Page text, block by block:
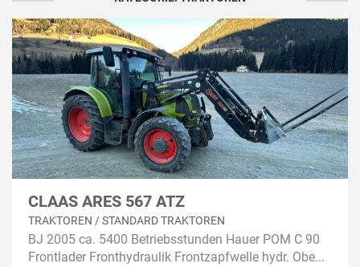
CLAAS ARES 567 ATZ
TRAKTOREN / STANDARD TRAKTOREN
BJ 2005 ca. 5400 Betriebsstunden Hauer POM C 90
Frontlader Fronthydraulik Frontzapfwelle hydr. Obe...